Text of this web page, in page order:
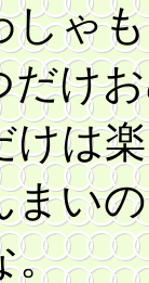
しゃ
だけ
けは
いの
。